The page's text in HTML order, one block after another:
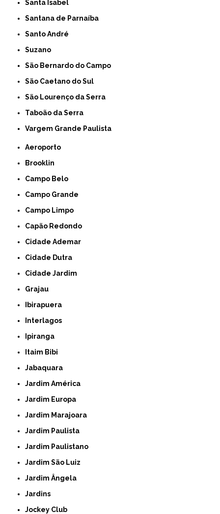
Santa Isabel
Santana de Parnaíba
Santo André
Suzano
São Bernardo do Campo
São Caetano do Sul
São Lourenço da Serra
Taboão da Serra
Vargem Grande Paulista
Aeroporto
Brooklin
Campo Belo
Campo Grande
Campo Limpo
Capão Redondo
Cidade Ademar
Cidade Dutra
Cidade Jardim
Grajau
Ibirapuera
Interlagos
Ipiranga
Itaim Bibi
Jabaquara
Jardim América
Jardim Europa
Jardim Marajoara
Jardim Paulista
Jardim Paulistano
Jardim São Luiz
Jardim Ângela
Jardins
Jockey Club